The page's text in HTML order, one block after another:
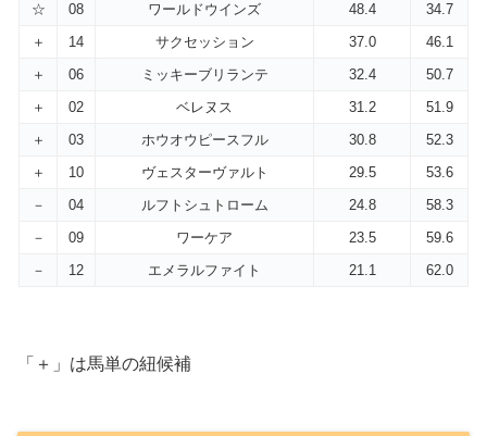
☆
08 ワールドウインズ 48.4
34.7
＋
14 サクセッション 37.0
46.1
＋
06 ミッキーブリランテ 32.4
50.7
＋
02 ベレヌス 31.2
51.9
＋
03 ホウオウピースフル 30.8
52.3
＋
10 ヴェスターヴァルト 29.5
53.6
－
04 ルフトシュトローム 24.8
58.3
－
09 ワーケア 23.5
59.6
－
12 エメラルファイト 21.1 62.0
「＋」は馬単の紐候補